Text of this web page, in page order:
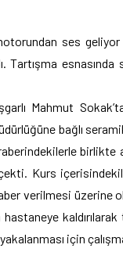
ses
Tartışma
Mahmut
bağlı
Kurs
verilmesi
için